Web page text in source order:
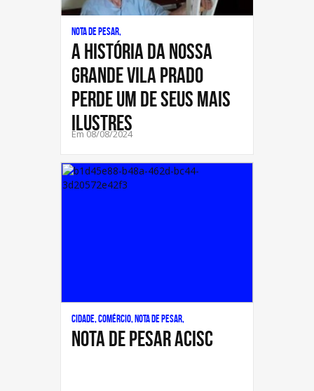
Nota de Pesar,
A história da nossa
grande Vila Prado
perde um de seus mais
ilustres
Em 08/08/2024
Cidade, Comércio, Nota de Pesar,
Nota de Pesar ACISC